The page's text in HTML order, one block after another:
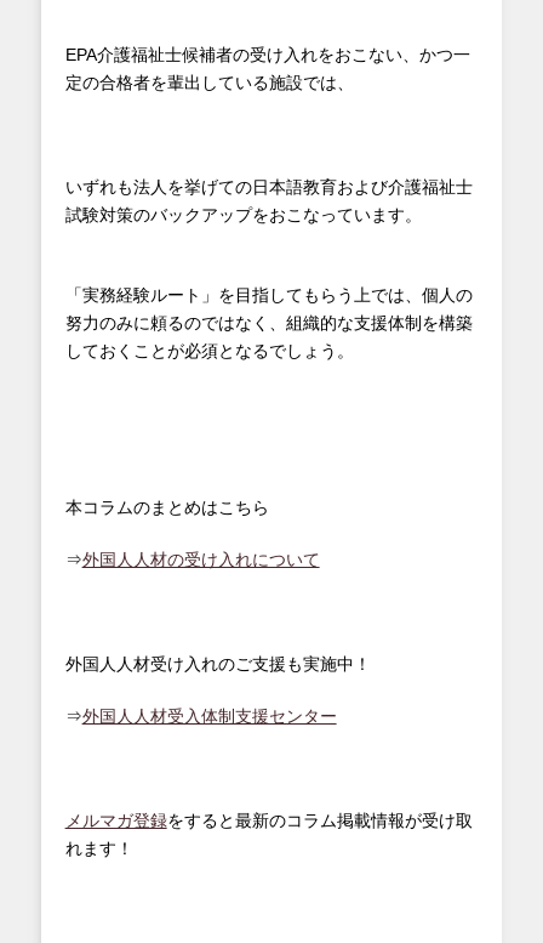
EPA介護福祉士候補者の受け入れをおこない、かつ一
定の合格者を輩出している施設では、
いずれも法人を挙げての日本語教育および介護福祉士
試験対策のバックアップをおこなっています。
「実務経験ルート」を目指してもらう上では、個人の
努力のみに頼るのではなく、組織的な支援体制を構築
しておくことが必須となるでしょう。
本コラムのまとめはこちら
⇒外国人人材の受け入れについて
外国人人材受け入れのご支援も実施中！
⇒外国人人材受入体制支援センター
メルマガ登録をすると最新のコラム掲載情報が受け取
れます！